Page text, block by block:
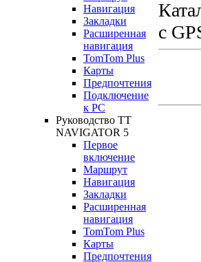
Навигация
Закладки
Расширенная
навигация
TomTom Plus
Карты
Предпочтения
Подключение
к РС
Руководство TT
NAVIGATOR 5
Первое
включение
Маршрут
Навигация
Закладки
Расширенная
навигация
TomTom Plus
Карты
Предпочтения
с